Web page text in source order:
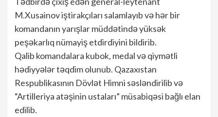
M.Xusainov iştirakçıları salamlayıb və hər bir
komandanın yarışlar müddətində yüksək
peşəkarlıq nümayiş etdirdiyini bildirib.
Qalib komandalara kubok, medal və qiymətli
hədiyyələr təqdim olunub. Qazaxıstan
Respublikasının Dövlət Himni səsləndirilib və
“Artilleriya atəşinin ustaları” müsabiqəsi bağlı elan
edilib.